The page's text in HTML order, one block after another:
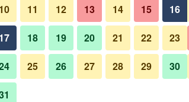
ทั้งหมด (ต่อคืน)
฿1,589 เช็คดีล
฿2,430 เช็คดีล
10 11 12 13 14 15 16
17 18 19 20 21 22 23
25 26 27 28 29 30